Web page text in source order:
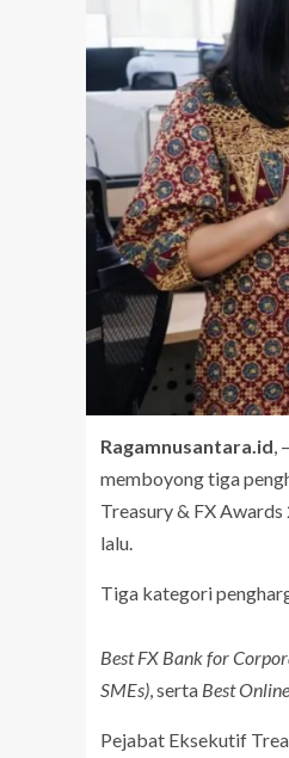
Ragamnusantara.id
memboyong tiga
Treasury & FX
lalu.
Tiga kategori
Best FX Bank for
SMEs) , serta Best
Pejabat Eksekutif